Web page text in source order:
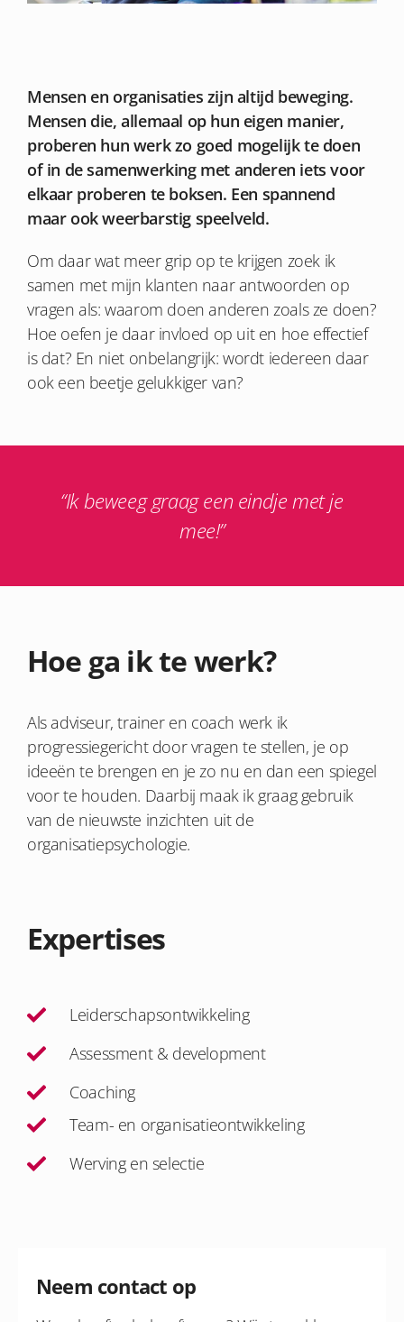
Mensen en organisaties zijn altijd beweging.
Mensen die, allemaal op hun eigen manier,
proberen hun werk zo goed mogelijk te doen
of in de samenwerking met anderen iets voor
elkaar proberen te boksen. Een spannend
maar ook weerbarstig speelveld.
Om daar wat meer grip op te krijgen zoek ik
samen met mijn klanten naar antwoorden op
vragen als: waarom doen anderen zoals ze doen?
Hoe oefen je daar invloed op uit en hoe effectief
is dat? En niet onbelangrijk: wordt iedereen daar
ook een beetje gelukkiger van?
“Ik beweeg graag een eindje met je
mee!”
Hoe ga ik te werk?
Als adviseur, trainer en coach werk ik
progressiegericht door vragen te stellen, je op
ideeën te brengen en je zo nu en dan een spiegel
voor te houden. Daarbij maak ik graag gebruik
van de nieuwste inzichten uit de
organisatiepsychologie.
Expertises
Leiderschapsontwikkeling
Assessment & development
Coaching
Team- en organisatieontwikkeling
Werving en selectie
Neem contact op